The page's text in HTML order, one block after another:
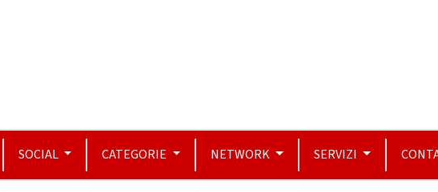
SOCIAL CATEGORIE NETWORK SERVIZI